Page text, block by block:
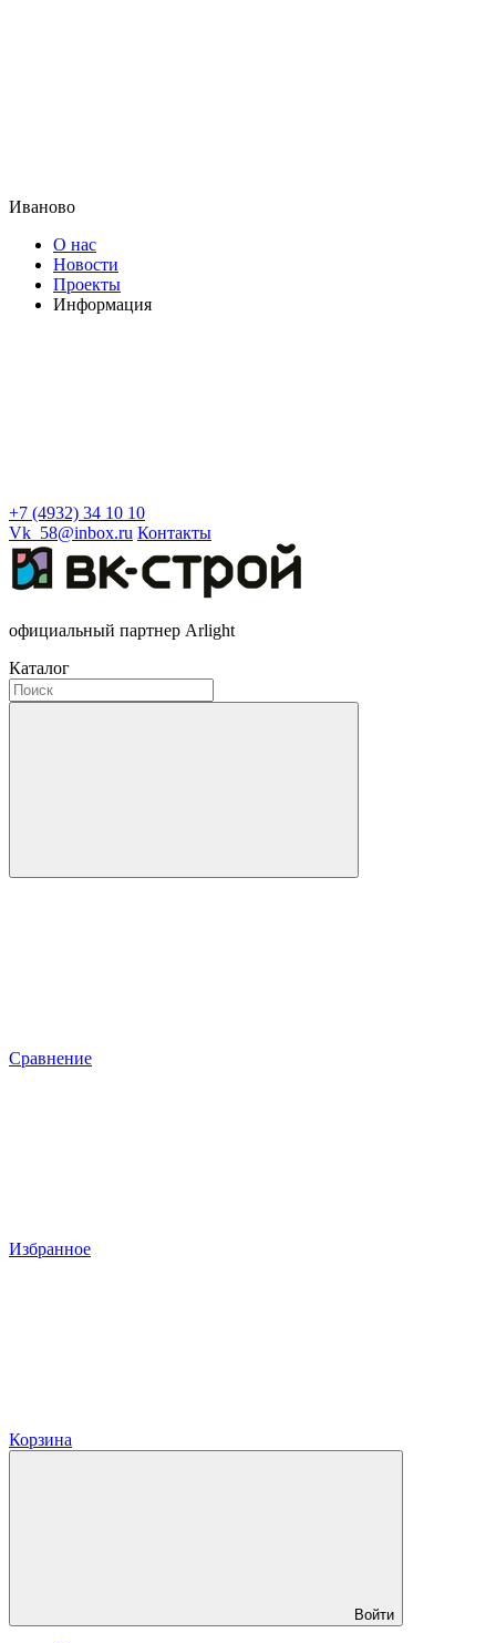
Иваново
О нас
Новости
Проекты
Информация
+7 (4932) 34 10 10
Vk_58@inbox.ru Контакты
официальный партнер Arlight
Каталог
Сравнение
Избранное
Корзина
Войти